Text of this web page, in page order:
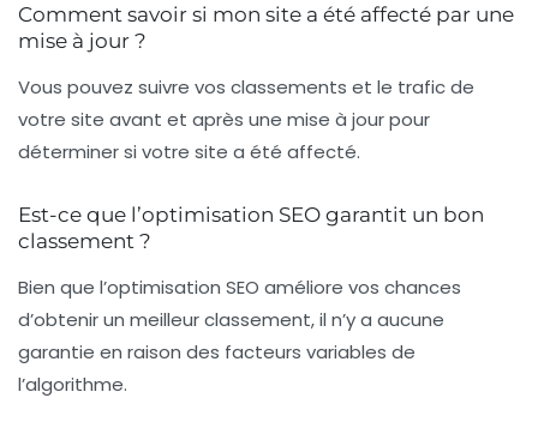
Comment savoir si mon site a été affecté par une
mise à jour ?
Vous pouvez suivre vos classements et le trafic de
votre site avant et après une mise à jour pour
déterminer si votre site a été affecté.
Est-ce que l’optimisation SEO garantit un bon
classement ?
Bien que l’optimisation SEO améliore vos chances
d’obtenir un meilleur classement, il n’y a aucune
garantie en raison des facteurs variables de
l’algorithme.